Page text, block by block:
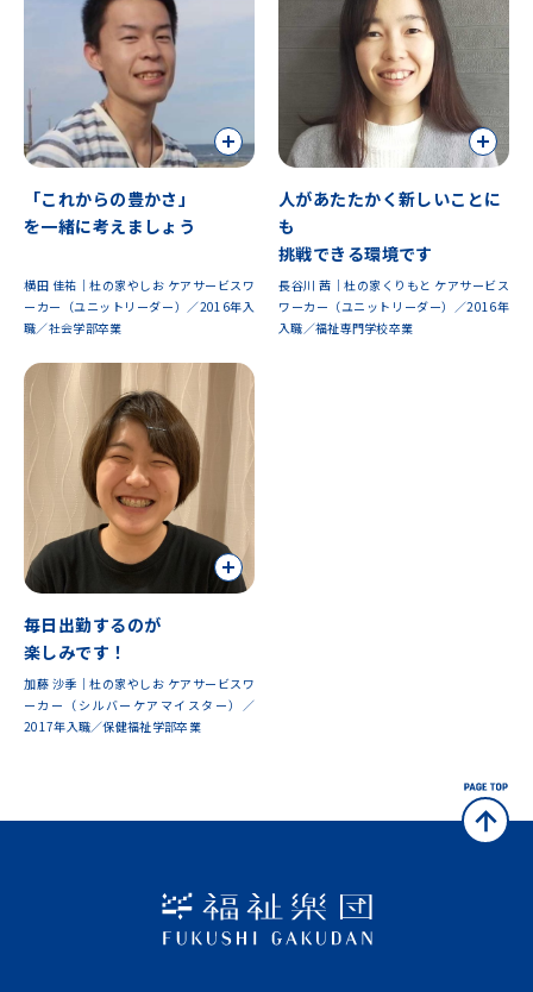
「これからの豊かさ」
を一緒に考えましょう
横田 佳祐｜杜の家やしお ケアサービスワ
ーカー（ユニットリーダー）／2016年入
職／社会学部卒業
人があたたかく新しいことに
も
挑戦できる環境です
長谷川 茜｜杜の家くりもと ケアサービス
ワーカー（ユニットリーダー）／2016年
入職／福祉専門学校卒業
毎日出勤するのが
楽しみです！
加藤 沙季｜杜の家やしお ケアサービスワ
ーカー（シルバーケアマイスター）／
2017年入職／保健福祉学部卒業